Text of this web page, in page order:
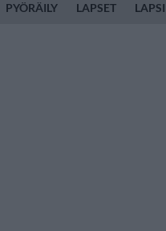
PYÖRÄILY LAPSET LAPSI